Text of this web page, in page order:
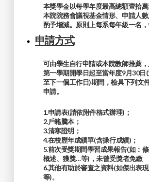
本獎學金以每學年度最高總額壹拾
本院院務會議視基金情形、申請人數
酌予增減。原則上每系每年級一名，
申請方式
可由學生自行申請或本院教師推薦
第一學期開學日起至當年度9月30日
至下一個工作日)期間，檢具下列文
申請。
1.申請表(請依附件格式辦理)；
2.戶籍騰本；
3.清寒證明；
4.在校歷年成績單(含操行成績)；
5.前次受獎期間學習成果報告(如：
概述、獲獎…等)，未曾受獎者免繳
6.其他有助於審查之資料(如傑出表
等)。